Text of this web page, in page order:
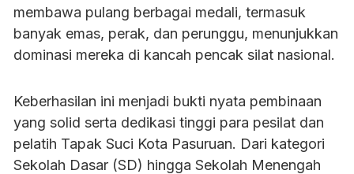
membawa pulang berbagai medali, termasuk
banyak emas, perak, dan perunggu, menunjukkan
dominasi mereka di kancah pencak silat nasional.
Keberhasilan ini menjadi bukti nyata pembinaan
yang solid serta dedikasi tinggi para pesilat dan
pelatih Tapak Suci Kota Pasuruan. Dari kategori
Sekolah Dasar (SD) hingga Sekolah Menengah